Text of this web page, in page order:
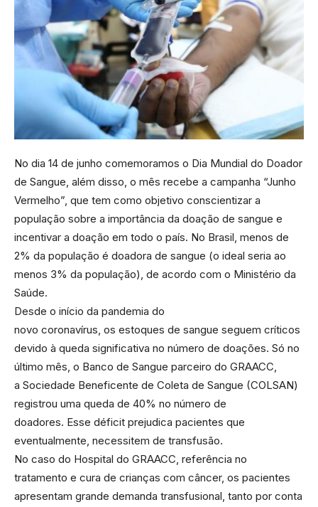
No dia 14 de junho comemoramos o Dia Mundial do Doador
de Sangue, além disso, o mês recebe a campanha “Junho
Vermelho”, que tem como objetivo conscientizar a
população sobre a importância da doação de sangue e
incentivar a doação em todo o país. No Brasil, menos de
2% da população é doadora de sangue (o ideal seria ao
menos 3% da população), de acordo com o Ministério da
Saúde.
Desde o início da pandemia do
novo coronavírus, os estoques de sangue seguem críticos
devido à queda significativa no número de doações. Só no
último mês, o Banco de Sangue parceiro do GRAACC,
a Sociedade Beneficente de Coleta de Sangue (COLSAN)
registrou uma queda de 40% no número de
doadores. Esse déficit prejudica pacientes que
eventualmente, necessitem de transfusão.
No caso do Hospital do GRAACC, referência no
tratamento e cura de crianças com câncer, os pacientes
apresentam grande demanda transfusional, tanto por conta